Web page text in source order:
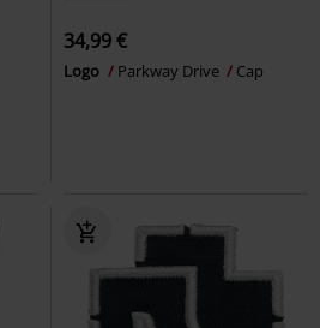
34,99 €
Logo Parkway Drive Cap